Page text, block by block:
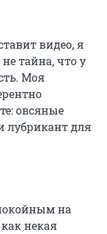
видео, я
тайна, что у
Моя
овсяные
лубрикант для
на
некая